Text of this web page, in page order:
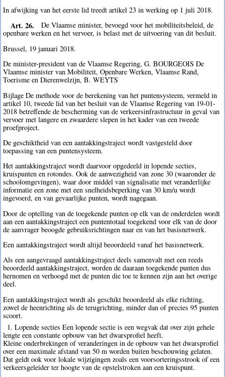
In afwijking van het eerste lid treedt artikel 23 in werking op 1 juli 2018.
Art. 26.
De Vlaamse minister, bevoegd voor het mobiliteitsbeleid, de
openbare werken en het vervoer, is belast met de uitvoering van dit besluit.
Brussel, 19 januari 2018.
De minister-president van de Vlaamse Regering, G. BOURGEOIS De
Vlaamse minister van Mobiliteit, Openbare Werken, Vlaamse Rand,
Toerisme en Dierenwelzijn, B. WEYTS
Bijlage De methode voor de berekening van het puntensysteem, vermeld in
artikel 10, tweede lid van het besluit van de Vlaamse Regering van 19-01-
2018 betreffende de bescherming van de verkeersinfrastructuur in geval van
vervoer met langere en zwaardere slepen in het kader van een tweede
proefproject.
De geschiktheid van een aantakkingstraject wordt vastgesteld door
toepassing van een puntensysteem.
Het aantakkingstraject wordt daarvoor opgedeeld in lopende secties,
kruispunten en rotondes. Ook de aanwezigheid van zone 30 (waaronder de
schoolomgevingen), waar door middel van signalisatie met veranderlijke
informatie een zone met een snelheidsbeperking van 30 km/u wordt
ingevoerd, en van gevaarlijke punten, wordt nagegaan.
Door de optelling van de toegekende punten op elk van de onderdelen wordt
aan een aantakkingstraject een puntentotaal toegekend voor elk van de door
de aanvrager beoogde gebruiksrichtingen naar en van het basisnetwerk.
Een aantakkingstraject wordt altijd beoordeeld vanaf het basisnetwerk.
Als een aangevraagd aantakkingstraject deels samenvalt met een reeds
beoordeeld aantakkingstraject, worden de daaraan toegekende punten dus
hernomen en verhoogd met de punten die toe te kennen zijn aan het overige
deel.
Een aantakkingstraject wordt als geschikt beoordeeld als elke richting,
zowel de heenrichting als de terugrichting, minder dan of precies 95 punten
scoort.
1. Lopende secties Een lopende sectie is een wegvak dat over zijn gehele
lengte een constante opbouw van het dwarsprofiel heeft.
Kleine onderbrekingen of veranderingen in de opbouw van het dwarsprofiel
over een maximale afstand van 50 m worden buiten beschouwing gelaten.
Dat geldt ook voor lokale wijzigingen zoals een voorsorteringsstrook of een
verkeersgeleider ter hoogte van de opstelstroken aan een kruispunt.